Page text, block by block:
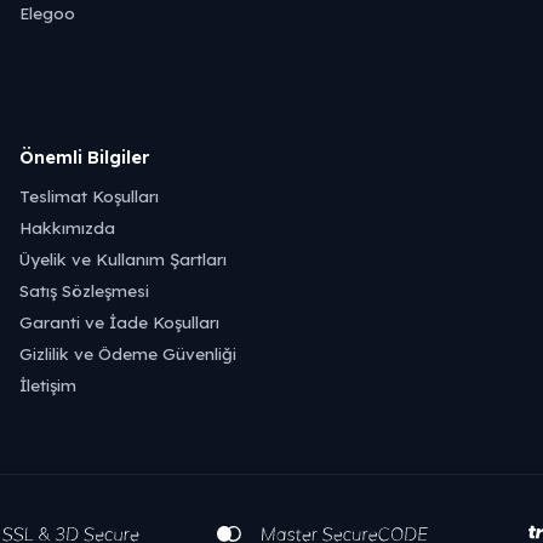
Elegoo
Önemli Bilgiler
Teslimat Koşulları
Hakkımızda
Üyelik ve Kullanım Şartları
Satış Sözleşmesi
Garanti ve İade Koşulları
Gizlilik ve Ödeme Güvenliği
İletişim